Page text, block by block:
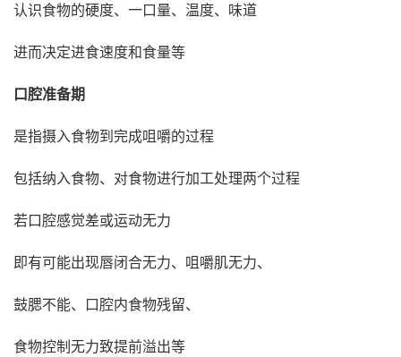
认识食物的硬度、一口量、温度、味道
进而决定进食速度和食量等
口腔准备期
是指摄入食物到完成咀嚼的过程
包括纳入食物、对食物进行加工处理两个过程
若口腔感觉差或运动无力
即有可能出现唇闭合无力、咀嚼肌无力、
鼓腮不能、口腔内食物残留、
食物控制无力致提前溢出等